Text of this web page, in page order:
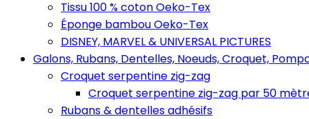
Tissu 100 % coton Oeko-Tex
Éponge bambou Oeko-Tex
DISNEY, MARVEL & UNIVERSAL PICTURES
Galons, Rubans, Dentelles, Noeuds, Croquet,
Croquet serpentine zig-zag
Croquet serpentine zig-zag par 50
Rubans & dentelles adhésifs